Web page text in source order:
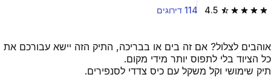
4.5 4.5 out of 5 stars from 114 reviews 114 דירוגים
אוהבים לצלול? אם זה בים או בבריכה, התיק הזה יישא עבורכם את
כל הציוד בלי לתפוס יותר מידי מקום.
תיק שימושי וקל משקל עם כיס צדדי לסנפירים.